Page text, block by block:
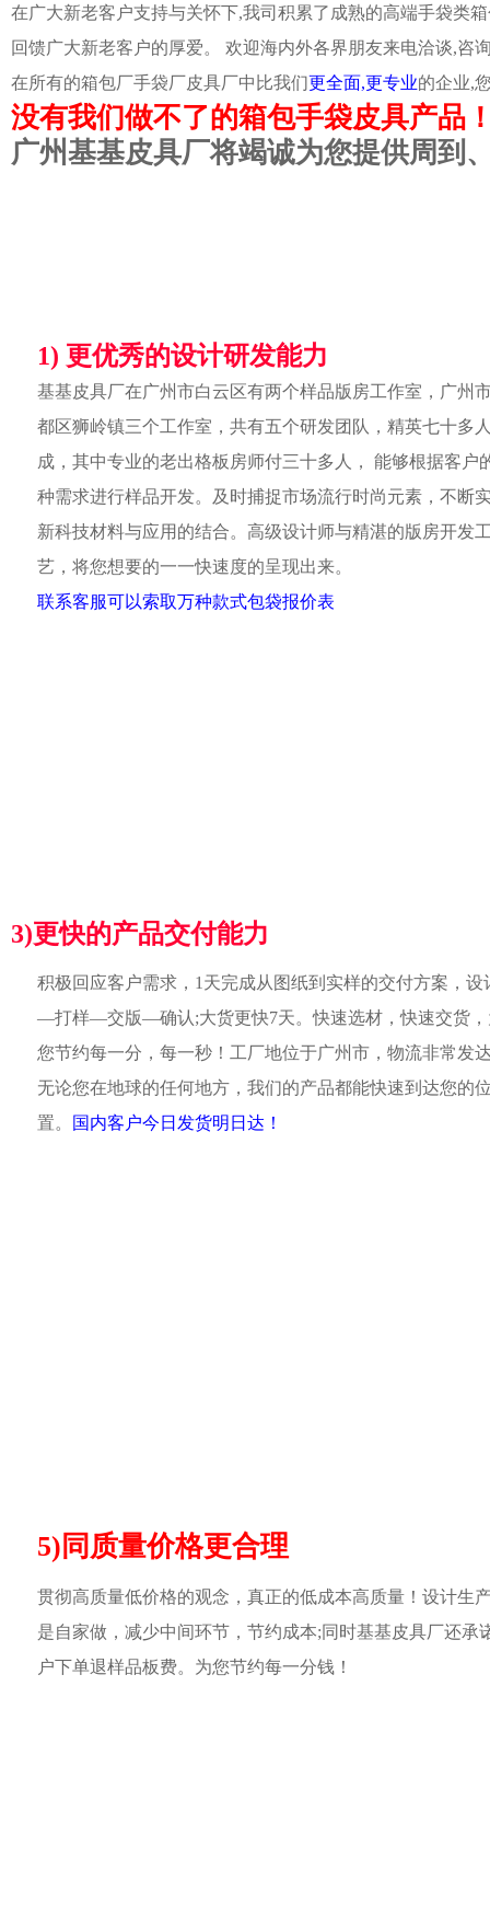
在广大新老客户支持与关怀下,我司积累了成熟的高端手袋类
回馈广大新老客户的厚爱。 欢迎海内外各界朋友来电洽谈,咨
在所有的箱包厂手袋厂皮具厂中比我们更全面,更专业的企业,
没有我们做不了的箱包手袋皮具产品
广州基基皮具厂将竭诚为您提供周到
1) 更优秀的设计研发能力
基基皮具厂在广州市白云区有两个样品版房工作室，广州
都区狮岭镇三个工作室，共有五个研发团队，精英七十多
成，其中专业的老出格板房师付三十多人， 能够根据客户
种需求进行样品开发。及时捕捉市场流行时尚元素，不断
新科技材料与应用的结合。高级设计师与精湛的版房开发
艺，将您想要的一一快速度的呈现出来。
联系客服可以索取万种款式包袋报价表
3)更快的产品交付能力
积极回应客户需求，1天完成从图纸到实样的交付方案，设
—打样—交版—确认;大货更快7天。快速选材，快速交货
您节约每一分，每一秒！工厂地位于广州市，物流非常发
无论您在地球的任何地方，我们的产品都能快速到达您的
置。
国内客户今日发货明日达！
5)同质量价格更合理
贯彻高质量低价格的观念，真正的低成本高质量！设计生
是自家做，减少中间环节，节约成本;同时基基皮具厂还承
户下单退样品板费。为您节约每一分钱！